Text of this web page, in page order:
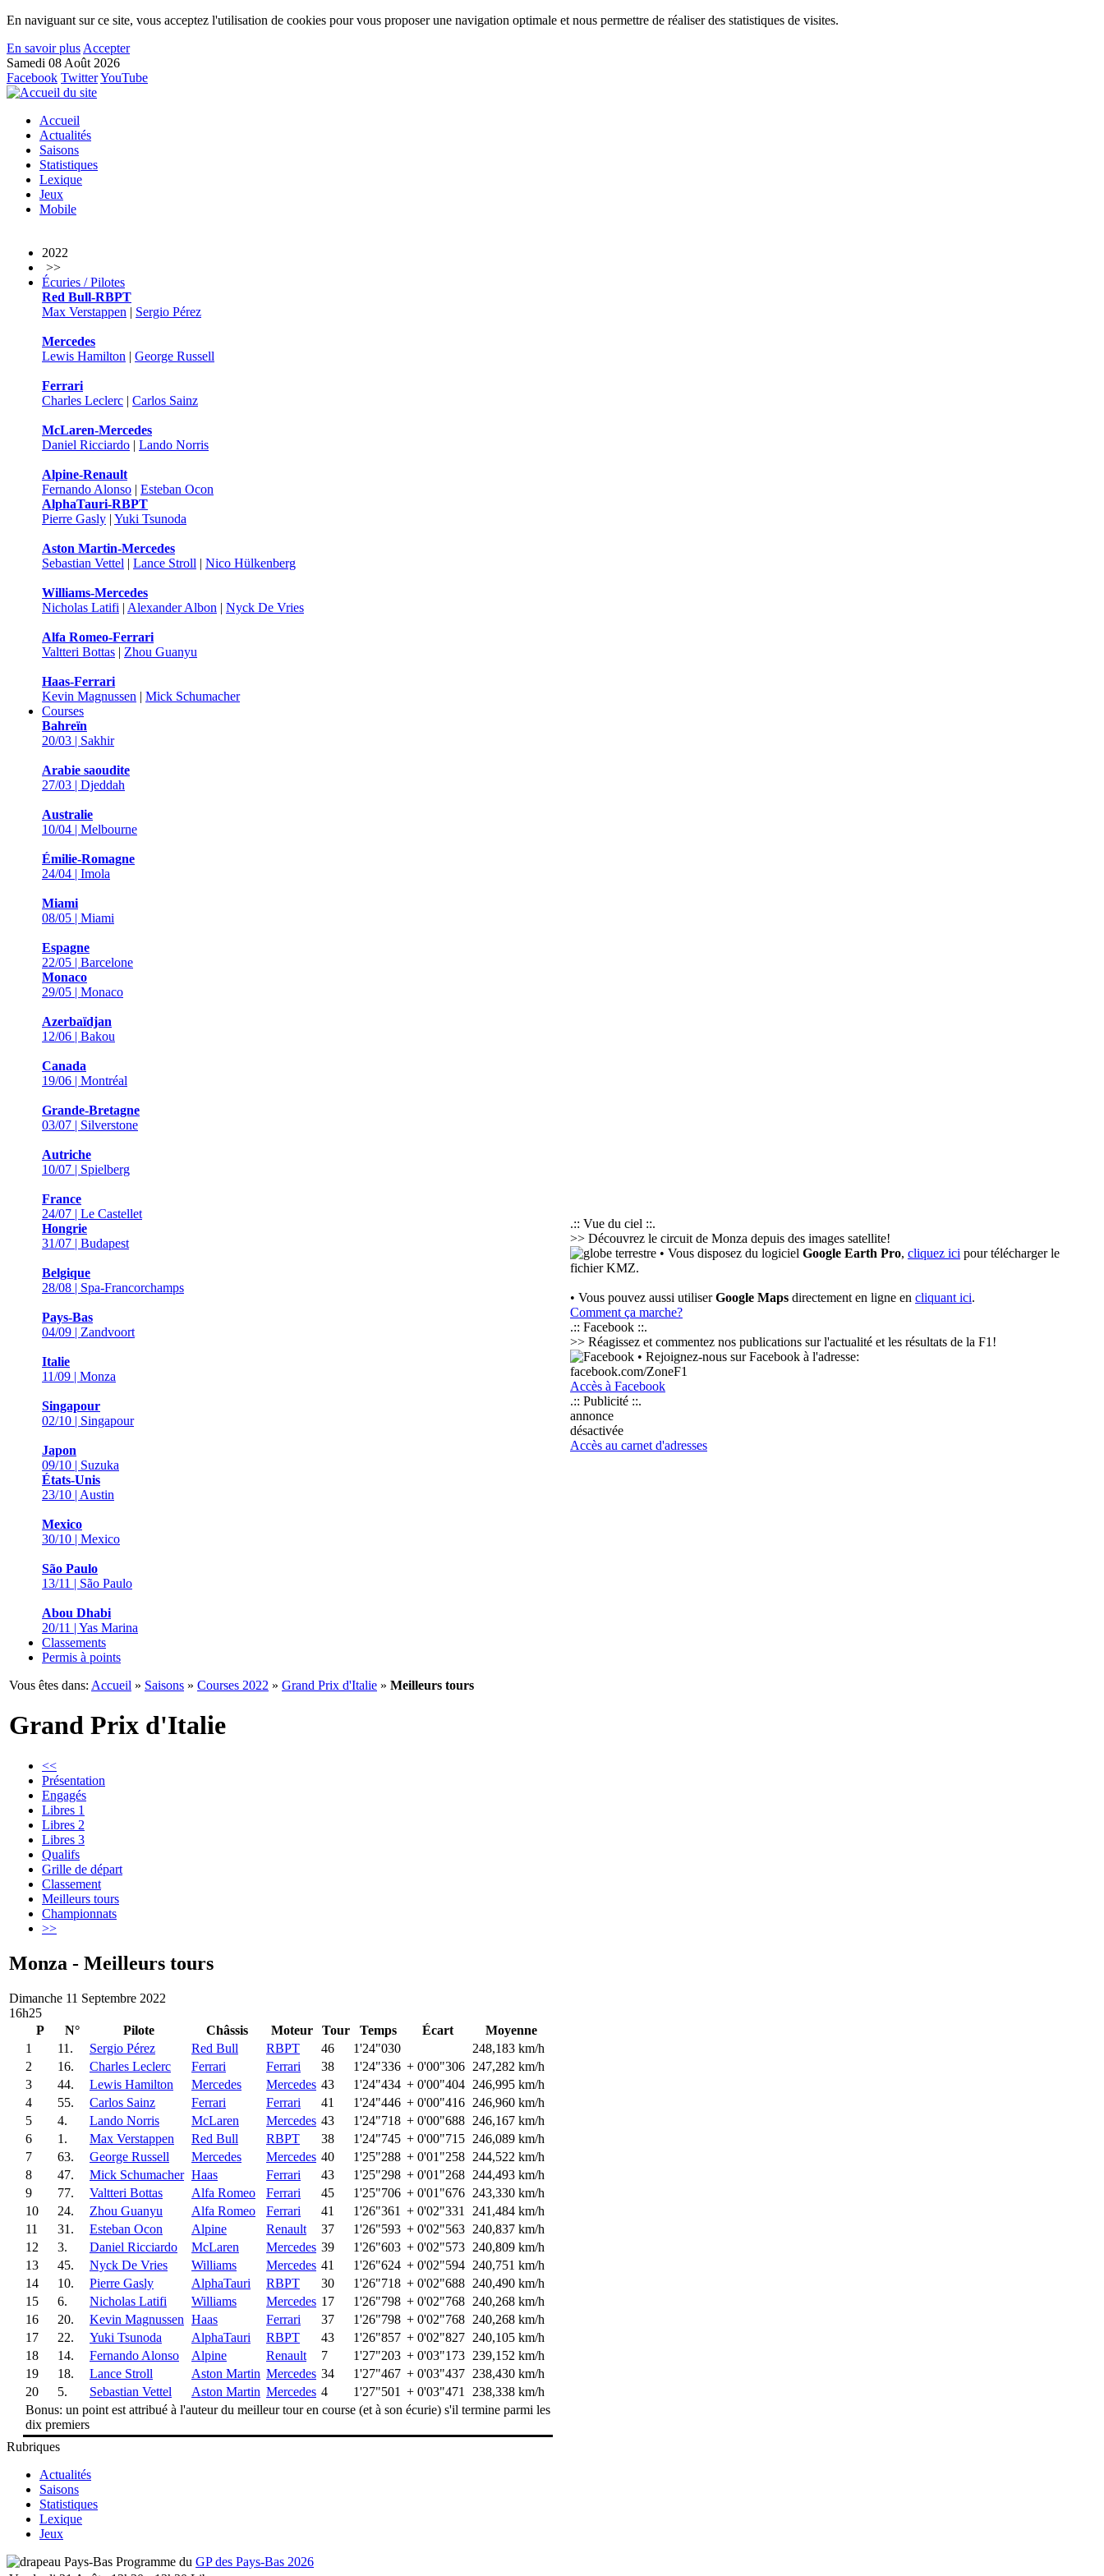
En naviguant sur ce site, vous acceptez l'utilisation de cookies pour vous proposer une navigation optimale et nous permettre de réaliser des statistiques de visites.
En savoir plus Accepter
Samedi 08 Août 2026
Facebook TwitterYouTube
Accueil
Actualités
Saisons
Statistiques
Lexique
Jeux
Mobile
2022
>>
Écuries / Pilotes
Red Bull-RBPT
Max Verstappen | Sergio Pérez
Mercedes
Lewis Hamilton | George Russell
Ferrari
Charles Leclerc | Carlos Sainz
McLaren-Mercedes
Daniel Ricciardo | Lando Norris
Alpine-Renault
Fernando Alonso | Esteban Ocon
AlphaTauri-RBPT
Pierre Gasly | Yuki Tsunoda
Aston Martin-Mercedes
Sebastian Vettel | Lance Stroll | Nico Hülkenberg
Williams-Mercedes
Nicholas Latifi | Alexander Albon | Nyck De Vries
Alfa Romeo-Ferrari
Valtteri Bottas | Zhou Guanyu
Haas-Ferrari
Kevin Magnussen | Mick Schumacher
Courses
Bahreïn
20/03 | Sakhir
Arabie saoudite
27/03 | Djeddah
Australie
10/04 | Melbourne
Émilie-Romagne
24/04 | Imola
Miami
08/05 | Miami
Espagne
22/05 | Barcelone
Monaco
29/05 | Monaco
Azerbaïdjan
12/06 | Bakou
Canada
19/06 | Montréal
Grande-Bretagne
03/07 | Silverstone
Autriche
10/07 | Spielberg
France
24/07 | Le Castellet
Hongrie
31/07 | Budapest
Belgique
28/08 | Spa-Francorchamps
Pays-Bas
04/09 | Zandvoort
Italie
11/09 | Monza
Singapour
02/10 | Singapour
Japon
09/10 | Suzuka
États-Unis
23/10 | Austin
Mexico
30/10 | Mexico
São Paulo
13/11 | São Paulo
Abou Dhabi
20/11 | Yas Marina
Classements
Permis à points
Vous êtes dans: Accueil » Saisons » Courses 2022 » Grand Prix d'Italie » Meilleurs tours
Grand Prix d'Italie
<<
Présentation
Engagés
Libres 1
Libres 2
Libres 3
Qualifs
Grille de départ
Classement
Meilleurs tours
Championnats
>>
Monza - Meilleurs tours
Dimanche 11 Septembre 2022
16h25
P
N° Pilote Châssis Moteur Tour Temps Écart
Moyenne
1
11. Sergio Pérez Red Bull RBPT 46 1'24"030
248,183 km/h
2
16. Charles Leclerc Ferrari Ferrari 38 1'24"336 + 0'00"306 247,282 km/h
3
44. Lewis Hamilton Mercedes Mercedes 43 1'24"434 + 0'00"404 246,995 km/h
4
55. Carlos Sainz Ferrari Ferrari 41 1'24"446 + 0'00"416 246,960 km/h
5
4. Lando Norris McLaren Mercedes 43 1'24"718 + 0'00"688 246,167 km/h
6
1. Max Verstappen Red Bull RBPT 38 1'24"745 + 0'00"715 246,089 km/h
7
63. George Russell Mercedes Mercedes 40 1'25"288 + 0'01"258 244,522 km/h
8
47. Mick Schumacher Haas Ferrari 43 1'25"298 + 0'01"268 244,493 km/h
9
77. Valtteri Bottas Alfa Romeo Ferrari 45 1'25"706 + 0'01"676 243,330 km/h
10
24. Zhou Guanyu Alfa Romeo Ferrari 41 1'26"361 + 0'02"331
241,484 km/h
11
31. Esteban Ocon Alpine Renault 37 1'26"593 + 0'02"563 240,837 km/h
12
3. Daniel Ricciardo McLaren Mercedes 39 1'26"603 + 0'02"573 240,809 km/h
13
45. Nyck De Vries Williams Mercedes 41 1'26"624 + 0'02"594 240,751 km/h
14
10. Pierre Gasly AlphaTauri RBPT 30 1'26"718 + 0'02"688 240,490 km/h
15
6. Nicholas Latifi Williams Mercedes 17 1'26"798 + 0'02"768 240,268 km/h
16
20. Kevin Magnussen Haas Ferrari 37 1'26"798 + 0'02"768 240,268 km/h
17
22. Yuki Tsunoda AlphaTauri RBPT 43 1'26"857 + 0'02"827 240,105 km/h
18
14. Fernando Alonso Alpine Renault 7 1'27"203 + 0'03"173 239,152 km/h
19
18. Lance Stroll Aston Martin Mercedes 34 1'27"467 + 0'03"437 238,430 km/h
20
5. Sebastian Vettel Aston Martin Mercedes 4 1'27"501 + 0'03"471
238,338 km/h
Bonus: un point est attribué à l'auteur du meilleur tour en course (et à son écurie) s'il termine parmi les
dix premiers
.:: Vue du ciel ::.
>> Découvrez le circuit de Monza depuis des images satellite!
• Vous disposez du logiciel Google Earth Pro, cliquez ici pour télécharger le
fichier KMZ.
• Vous pouvez aussi utiliserGoogle Maps directement en ligne en cliquant ici.
Comment ça marche?
.:: Facebook ::.
>> Réagissez et commentez nos publications sur l'actualité et les résultats de la F1!
• Rejoignez-nous sur Facebook à l'adresse:
facebook.com/ZoneF1
Accès à Facebook
.:: Publicité ::.
annonce
désactivée
Accès au carnet d'adresses
Rubriques
Actualités
Saisons
Statistiques
Lexique
Jeux
Programme du GP des Pays-Bas 2026